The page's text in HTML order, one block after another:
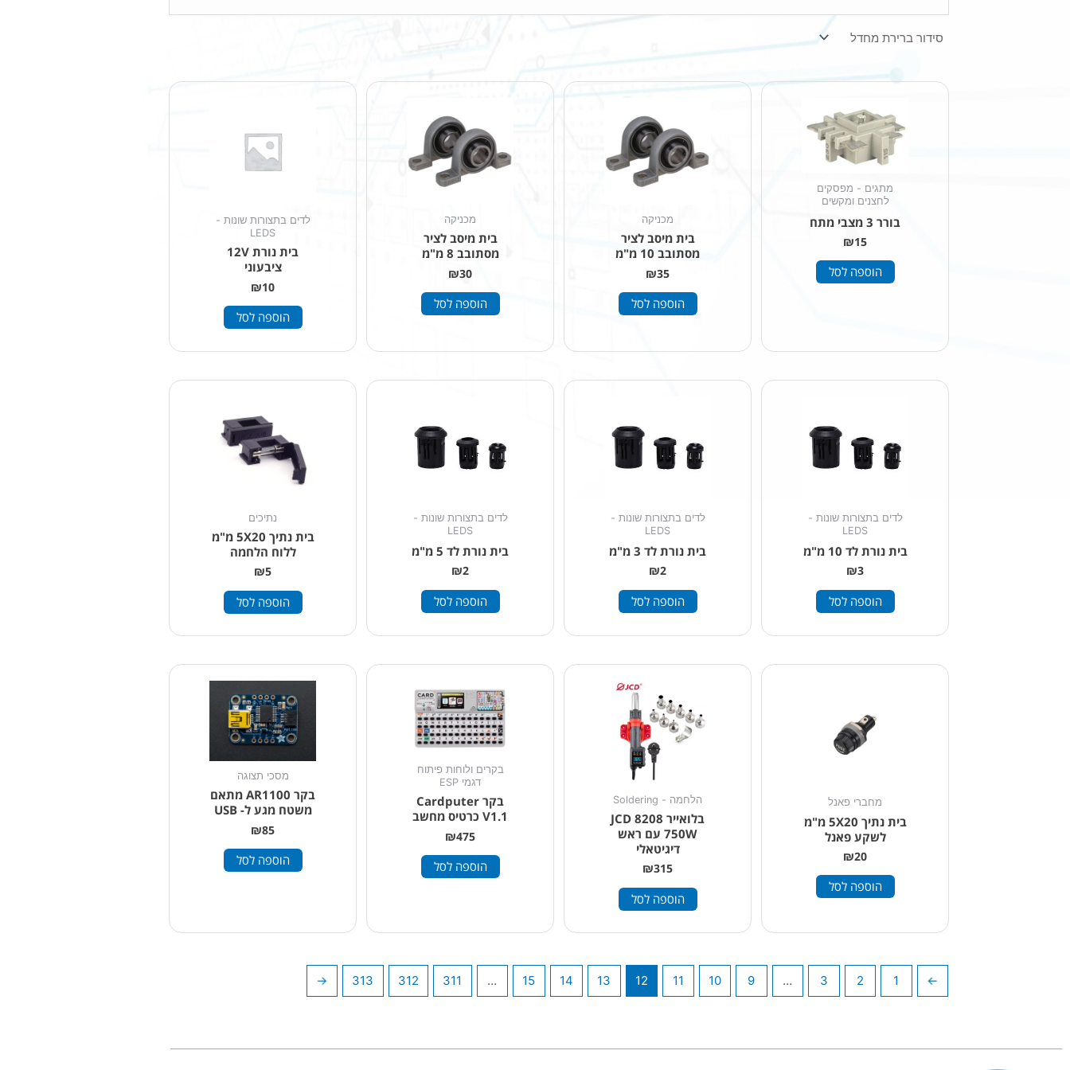
מתגים - מפסקים
לחצנים ומקשים
בורר 3 מצבי מתח
₪15
הוספה לסל
מכניקה
בית מיסב לציר
מסתובב 10 מ"מ
₪35
הוספה לסל
מכניקה
בית מיסב לציר
מסתובב 8 מ"מ
₪30
הוספה לסל
לדים בתצורות שונות -
LEDS
בית נורת 12V
ציבעוני
₪10
הוספה לסל
לדים בתצורות שונות -
LEDS
בית נורת לד 10 מ"מ
₪3
הוספה לסל
לדים בתצורות שונות -
LEDS
בית נורת לד 3 מ"מ
₪2
הוספה לסל
לדים בתצורות שונות -
LEDS
בית נורת לד 5 מ"מ
₪2
הוספה לסל
נתיכים
בית נתיך 5X20 מ"מ
ללוח הלחמה
₪5
הוספה לסל
מחברי פאנל
בית נתיך 5X20 מ"מ
לשקע פאנל
₪20
הוספה לסל
הלחמה - Soldering
בלואייר JCD 8208
750W עם ראש
דיגיטאלי
₪315
הוספה לסל
בקרים ולוחות פיתוח
דגמי ESP
בקר Cardputer
V1.1 כרטיס מחשב
₪475
הוספה לסל
מסכי תצוגה
בקר AR1100 מתאם
משטח מגע ל- USB
₪85
הוספה לסל
→
1
2
3
…
9
10
11
12
13
14
15
…
311
312
313
←